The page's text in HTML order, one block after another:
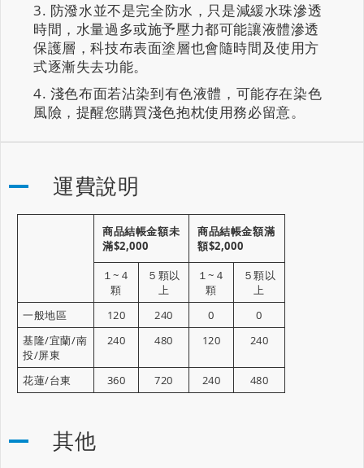
防潑水並不是完全防水，只是減緩水珠滲透
時間，水量過多或施予壓力都可能讓液體滲透
保護層，科技布表面塗層也會隨時間及使用方
式逐漸失去功能。
淺色布面若沾染到有色液體，可能存在染色
風險，提醒您購買淺色抱枕使用務必留意。
運費說明
商品結帳金額未
滿$2,000
商品結帳金額滿
額$2,000
１~４
顆
５顆以
上
１~４
顆
５顆以
上
一般地區
120 240 0
0
基隆/宜蘭/南
投/屏東
240 480 120 240
花蓮/台東 360 720 240 480
其他